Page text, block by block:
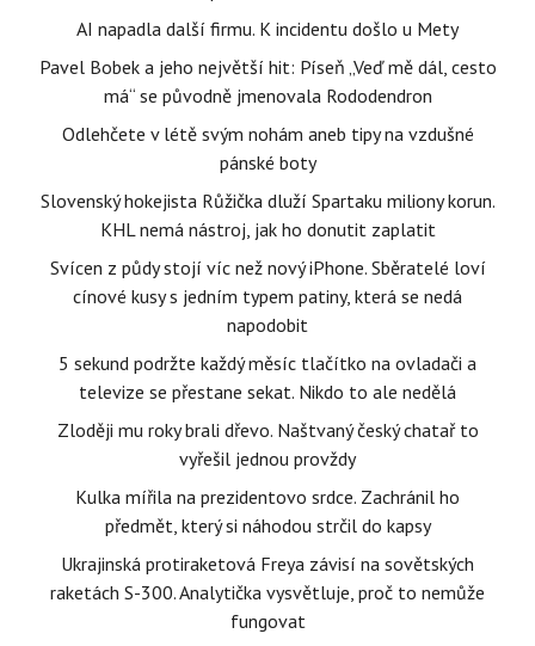
AI napadla další firmu. K incidentu došlo u Mety
Pavel Bobek a jeho největší hit: Píseň „Veď mě dál, cesto
má“ se původně jmenovala Rododendron
Odlehčete v létě svým nohám aneb tipy na vzdušné
pánské boty
Slovenský hokejista Růžička dluží Spartaku miliony korun.
KHL nemá nástroj, jak ho donutit zaplatit
Svícen z půdy stojí víc než nový iPhone. Sběratelé loví
cínové kusy s jedním typem patiny, která se nedá
napodobit
5 sekund podržte každý měsíc tlačítko na ovladači a
televize se přestane sekat. Nikdo to ale nedělá
Zloději mu roky brali dřevo. Naštvaný český chatař to
vyřešil jednou provždy
Kulka mířila na prezidentovo srdce. Zachránil ho
předmět, který si náhodou strčil do kapsy
Ukrajinská protiraketová Freya závisí na sovětských
raketách S-300. Analytička vysvětluje, proč to nemůže
fungovat